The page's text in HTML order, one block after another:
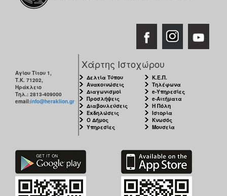
Αγίου Τίτου 1,
Τ.Κ. 71202,
Ηράκλειο
Τηλ.: 2813-409000
email:info@heraklion.gr
Χάρτης Ιστοχώρου
Δελτία Τύπου
Ανακοινώσεις
Διαγωνισμοί
Προσλήψεις
Διαβουλεύσεις
Εκδηλώσεις
Ο Δήμος
Υπηρεσίες
Κ.Ε.Π.
Τηλέφωνα
e-Υπηρεσίες
e-Αιτήματα
Η Πόλη
Ιστορία
Κνωσός
Μουσεία